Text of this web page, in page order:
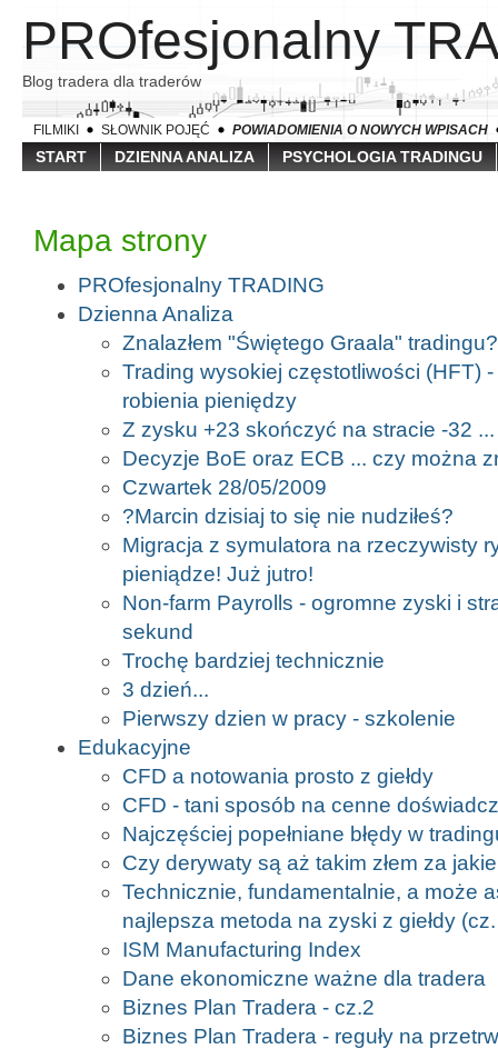
PROfesjonalny
Blog tradera dla traderów
FILMIKI SŁOWNIK POJĘĆ POWIADOMIENIA O NOWYCH WPISACH
START DZIENNA ANALIZA PSYCHOLOGIA TRADINGU
Mapa strony
PROfesjonalny TRADING
Dzienna Analiza
Znalazłem "Świętego Graala" tradingu?
Trading wysokiej częstotliwości (HFT)
robienia pieniędzy
Z zysku +23 skończyć na stracie -32
Decyzje BoE oraz ECB ... czy można
Czwartek 28/05/2009
?Marcin dzisiaj to się nie nudziłeś?
Migracja z symulatora na rzeczywisty
pieniądze! Już jutro!
Non-farm Payrolls - ogromne zyski i
sekund
Trochę bardziej technicznie
3 dzień...
Pierwszy dzien w pracy - szkolenie
Edukacyjne
CFD a notowania prosto z giełdy
CFD - tani sposób na cenne
Najczęściej popełniane błędy w
Czy derywaty są aż takim złem za
Technicznie, fundamentalnie, a może
najlepsza metoda na zyski z giełdy
ISM Manufacturing Index
Dane ekonomiczne ważne dla tradera
Biznes Plan Tradera - cz.2
Biznes Plan Tradera - reguły na